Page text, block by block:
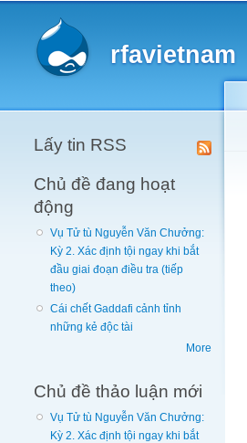
rfavietnam
Lấy tin RSS
Chủ đề đang hoạt
động
Vụ Tử tù Nguyễn Văn Chưởng:
Kỳ 2. Xác định tội ngay khi bắt
đầu giai đoạn điều tra (tiếp
theo)
Cái chết Gaddafi cảnh tỉnh
những kẻ độc tài
More
Chủ đề thảo luận mới
Vụ Tử tù Nguyễn Văn Chưởng:
Kỳ 2. Xác định tội ngay khi bắt